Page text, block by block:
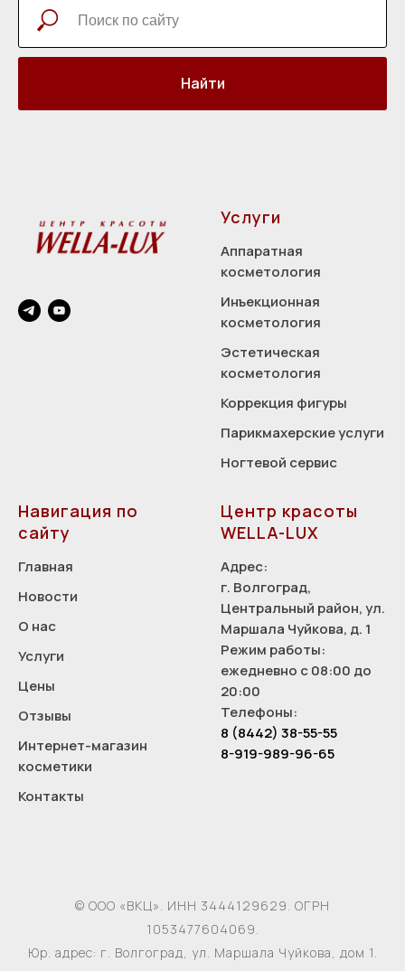
Найти
Услуги
Аппаратная
косметология
Инъекционная
косметология
Эстетическая
косметология
Коррекция фигуры
Парикмахерские услуги
Ногтевой сервис
Навигация по
сайту
Главная
Новости
О нас
Услуги
Цены
Отзывы
Интернет-магазин
косметики
Контакты
Центр красоты
WELLA-LUX
Адрес:
г. Волгоград,
Центральный район, ул.
Маршала Чуйкова, д. 1
Режим работы:
ежедневно с 08:00 до
20:00
Телефоны:
8 (8442) 38-55-55
8-919-989-96-65
© ООО «ВКЦ». ИНН 3444129629. ОГРН
1053477604069.
Юр. адрес: г. Волгоград, ул. Маршала Чуйкова, дом 1.